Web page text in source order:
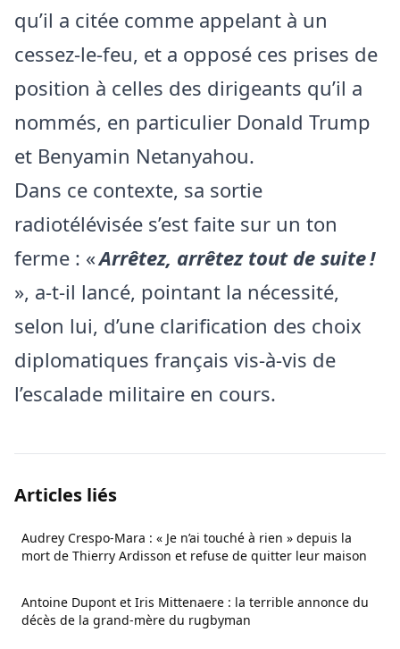
qu’il a citée comme appelant à un
cessez‑le‑feu, et a opposé ces prises de
position à celles des dirigeants qu’il a
nommés, en particulier Donald Trump
et Benyamin Netanyahou.
Dans ce contexte, sa sortie
radiotélévisée s’est faite sur un ton
ferme : «Arrêtez, arrêtez tout de suite !
», a‑t‑il lancé, pointant la nécessité,
selon lui, d’une clarification des choix
diplomatiques français vis‑à‑vis de
l’escalade militaire en cours.
Articles liés
Audrey Crespo-Mara : « Je n’ai touché à rien » depuis la
mort de Thierry Ardisson et refuse de quitter leur maison
Antoine Dupont et Iris Mittenaere : la terrible annonce du
décès de la grand-mère du rugbyman